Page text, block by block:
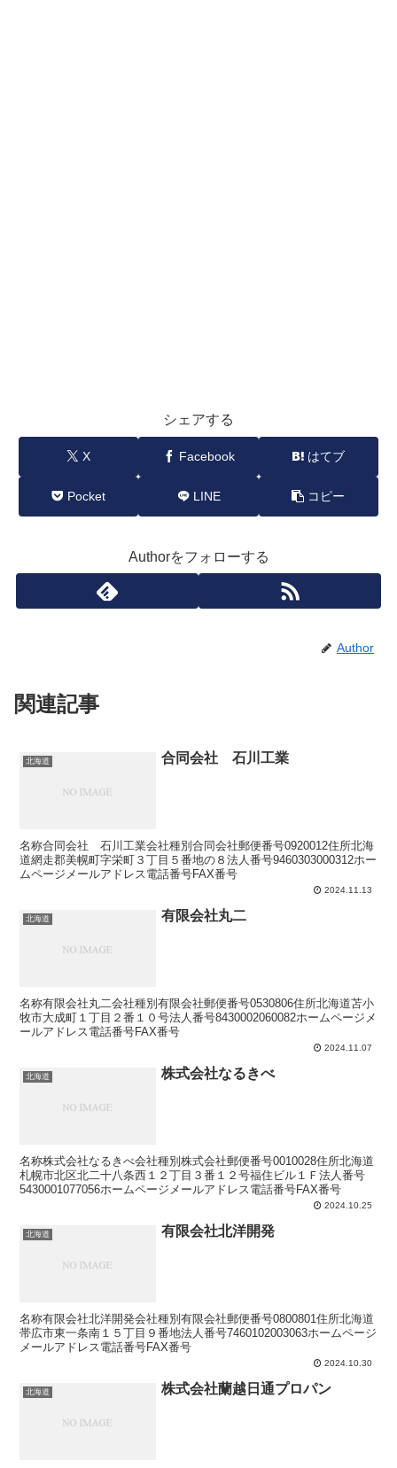
シェアする
X Facebook はてブ
Pocket LINE コピー
Authorをフォローする
Author
関連記事
北海道 合同会社 石川工業
名称合同会社 石川工業会社種別合同会社郵便番号0920012住所北海
道網走郡美幌町字栄町３丁目５番地の８法人番号9460303000312ホー
ムページメールアドレス電話番号FAX番号
2024.11.13
北海道 有限会社丸二
名称有限会社丸二会社種別有限会社郵便番号0530806住所北海道苫小
牧市大成町１丁目２番１０号法人番号8430002060082ホームページメ
ールアドレス電話番号FAX番号
2024.11.07
北海道 株式会社なるきべ
名称株式会社なるきべ会社種別株式会社郵便番号0010028住所北海道
札幌市北区北二十八条西１２丁目３番１２号福住ビル１Ｆ法人番号
5430001077056ホームページメールアドレス電話番号FAX番号
2024.10.25
北海道 有限会社北洋開発
名称有限会社北洋開発会社種別有限会社郵便番号0800801住所北海道
帯広市東一条南１５丁目９番地法人番号7460102003063ホームページ
メールアドレス電話番号FAX番号
2024.10.30
北海道 株式会社蘭越日通プロパン